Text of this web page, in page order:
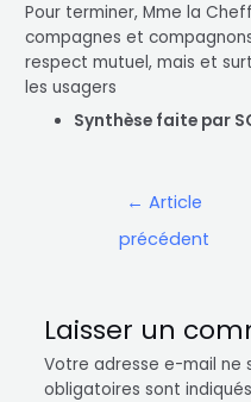
Pour terminer, Mme la
compagnes et
respect mutuel, mais et
les usagers
Synthèse faite par
← Article
précédent
Laisser un
Votre adresse e-mail ne
obligatoires sont